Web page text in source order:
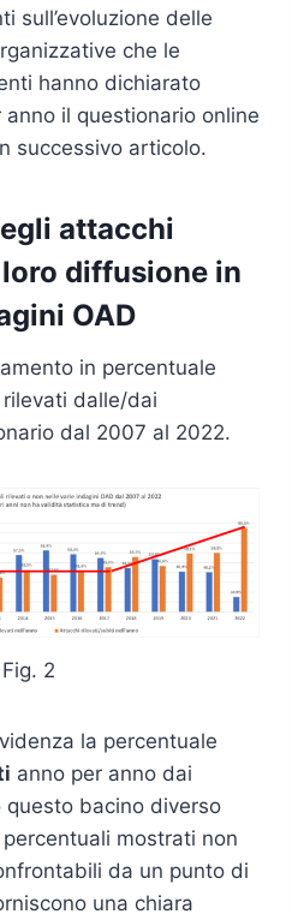
sull’evoluzione delle
che le
hanno dichiarato
il questionario online
successivo articolo.
attacchi
diffusione in
OAD
in percentuale
dalle/dai
dal 2007 al 2022.
Fig. 2
la percentuale
anno per anno dai
questo bacino diverso
mostrati non
da un punto di
una chiara